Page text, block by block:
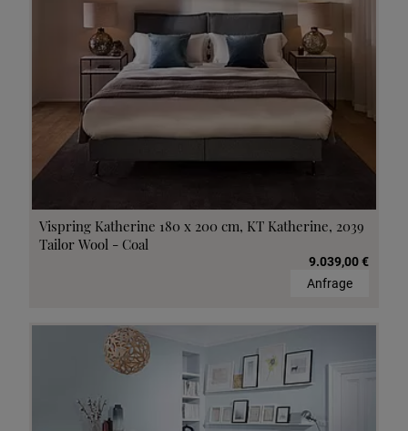
Vispring Katherine 180 x 200 cm, KT Katherine, 2039
Tailor Wool - Coal
9.039,00 €
Anfrage